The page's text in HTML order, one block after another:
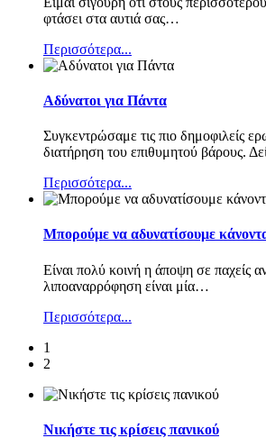
φτάσει στα αυτιά σας…
Περισσότερα...
Αδύνατοι για Πάντα
Συγκεντρώσαμε τις πιο δημοφιλείς
διατήρηση του επιθυμητού βάρους.
Περισσότερα...
Μπορούμε να αδυνατίσουμε
Είναι πολύ κοινή η άποψη σε παχείς
λιποαναρρόφηση είναι μία…
Περισσότερα...
1
2
Νικήστε τις κρίσεις πανικού